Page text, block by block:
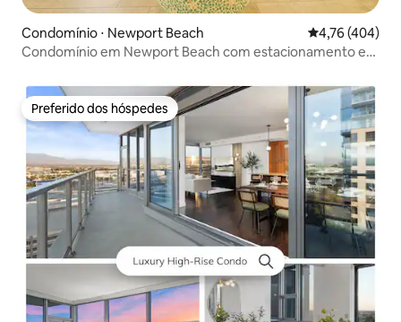
Condomínio ⋅ Newport Beach 4,76 de uma
4,76 (404)
Condomínio em Newport Beach com estacionamento e
Preferido dos hóspedes
Preferido dos hóspedes